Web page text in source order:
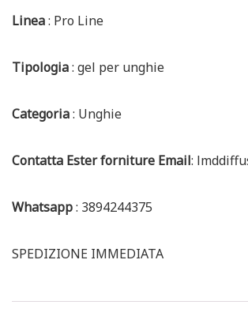
Linea: Pro Line
Tipologia: gel per unghie
Categoria: Unghie
Contatta Ester forniture Email:
Whatsapp: 3894244375
SPEDIZIONE IMMEDIATA